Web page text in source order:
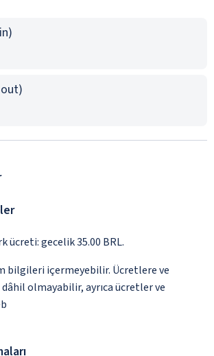
out)
ücreti: gecelik 35.00 BRL.
bilgileri içermeyebilir. Ücretlere ve
olmayabilir, ayrıca ücretler ve